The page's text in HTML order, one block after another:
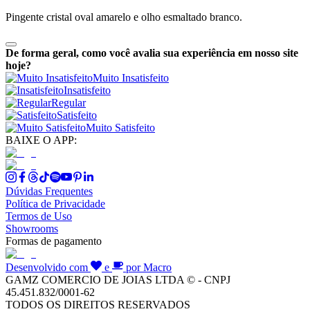
Pingente cristal oval amarelo e olho esmaltado branco.
De forma geral, como você avalia sua experiência em nosso site
hoje?
Muito Insatisfeito
Insatisfeito
Regular
Satisfeito
Muito Satisfeito
BAIXE O APP:
Dúvidas Frequentes
Política de Privacidade
Termos de Uso
Showrooms
Formas de pagamento
Desenvolvido com e
por Macro
GAMZ COMERCIO DE JOIAS LTDA © - CNPJ
45.451.832/0001-62
TODOS OS DIREITOS RESERVADOS